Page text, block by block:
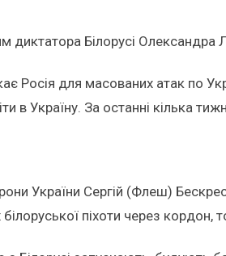
Білорусі Олександра
Росія для масованих атак по
в Україну. За останні кілька
України Сергій (Флеш)
піхоти через кордон,